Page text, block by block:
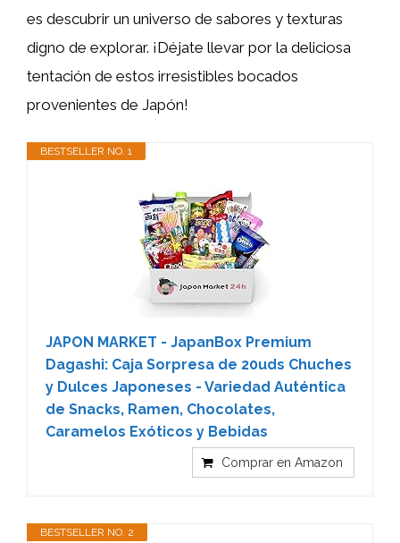
es descubrir un universo de sabores y texturas
digno de explorar. ¡Déjate llevar por la deliciosa
tentación de estos irresistibles bocados
provenientes de Japón!
BESTSELLER NO. 1
JAPON MARKET - JapanBox Premium
Dagashi: Caja Sorpresa de 20uds Chuches
y Dulces Japoneses - Variedad Auténtica
de Snacks, Ramen, Chocolates,
Caramelos Exóticos y Bebidas
Comprar en Amazon
BESTSELLER NO. 2